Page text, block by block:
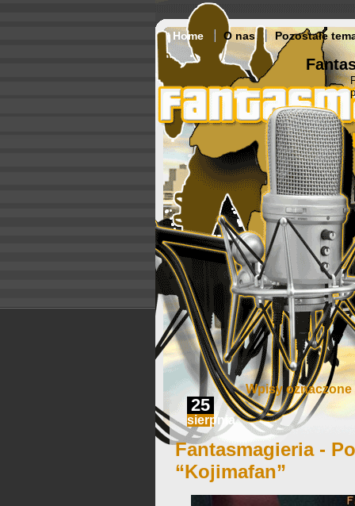
Home O nas Pozostałe
Wpisy oznaczone
25
sierpnia
Fantasmagieria -
“Kojimafan”